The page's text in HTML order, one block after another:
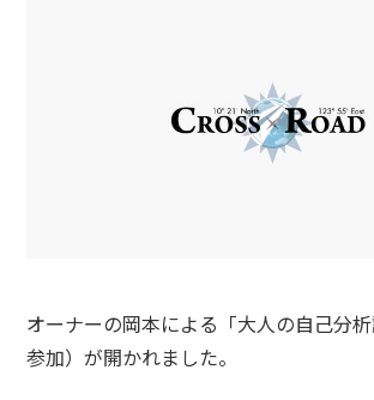
オーナーの岡本による「大人の自己分
参加）が開かれました。